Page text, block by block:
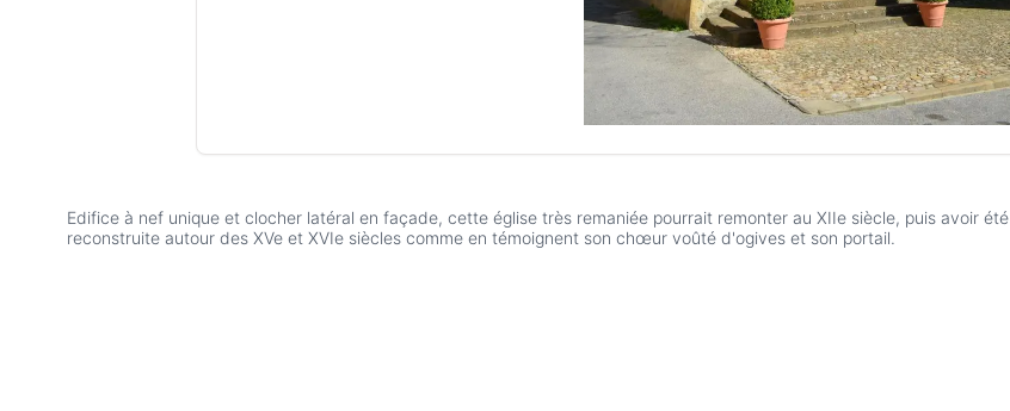
Edifice à nef unique et clocher latéral en façade, cette église très remaniée pourrait remonter au XIIe siècle, puis avoir été
reconstruite autour des XVe et XVIe siècles comme en témoignent son chœur voûté d'ogives et son portail.